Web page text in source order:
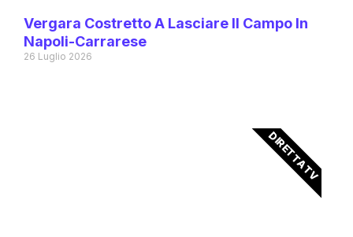
Vergara Costretto A Lasciare Il Campo In
Napoli-Carrarese
26 Luglio 2026
DIRETTA TV